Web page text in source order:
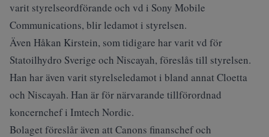
varit styrelseordförande och vd i Sony Mobile
Communications, blir ledamot i styrelsen.
Även Håkan Kirstein, som tidigare har varit vd för
Statoilhydro Sverige och Niscayah, föreslås till styrelsen.
Han har även varit styrelseledamot i bland annat Cloetta
och Niscayah. Han är för närvarande tillförordnad
koncernchef i Imtech Nordic.
Bolaget föreslår även att Canons finanschef och